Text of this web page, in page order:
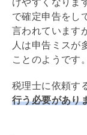
けやすくなりま
で確定申告をし
言われています
人は申告ミスが
ことのようです。
税理士に依頼す
行う必要があり